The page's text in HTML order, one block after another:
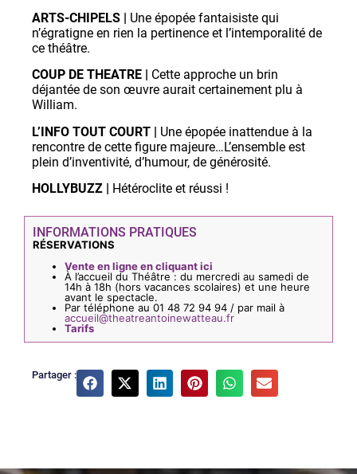
ARTS-CHIPELS | Une épopée fantaisiste qui
n’égratigne en rien la pertinence et l’intemporalité de
ce théâtre.
COUP DE THEATRE |
Cette approche un brin
déjantée de son œuvre aurait certainement plu à
William.
L’INFO TOUT COURT | Une épopée inattendue à la
rencontre de cette figure majeure…L’ensemble est
plein d’inventivité, d’humour, de générosité.
HOLLYBUZZ |
Hétéroclite et réussi !
INFORMATIONS PRATIQUES
RÉSERVATIONS
Vente en ligne en cliquant ici
À l’accueil du Théâtre : du mercredi au samedi de
14h à 18h (hors vacances scolaires) et une heure
avant le spectacle.
Par téléphone au 01 48 72 94 94 / par mail à
accueil@theatreantoinewatteau.fr
Tarifs
Partager :